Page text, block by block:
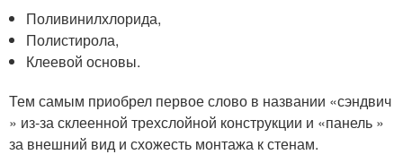
Поливинилхлорида,
Полистирола,
Клеевой основы.
Тем самым приобрел первое слово в названии «сэндвич
» из-за склеенной трехслойной конструкции и «панель »
за внешний вид и схожесть монтажа к стенам.